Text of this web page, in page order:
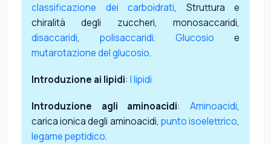
classificazione dei carboidrati, Struttura e
chiralità degli zuccheri, monosaccaridi,
disaccaridi, polisaccaridi. Glucosio e
mutarotazione del glucosio.
Introduzione ai lipidi: I lipidi
Introduzione agli aminoacidi:Aminoacidi,
carica ionica degli aminoacidi, punto isoelettrico,
legame peptidico.